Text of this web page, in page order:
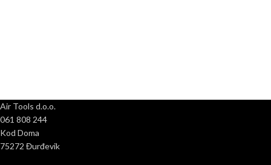
Air Tools d.o.o.
061 808 244
Kod Doma
75272 Đurđevik